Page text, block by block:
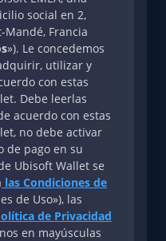
social en 2,
Mandé, Francia
»). Le concedemos
utilizar y
con estas
Debe leerlas
acuerdo con estas
no debe activar
de pago en su
Ubisoft Wallet se
las Condiciones de
de Uso»), las
de Privacidad
en mayúsculas